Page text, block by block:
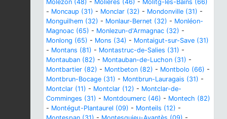
Molezon (48) - Molières (46) - Molitg-les-Bains (66)
- Moncaup (31) - Monclar (32) - Mondonville (31) -
Monguilhem (32) - Monlaur-Bernet (32) - Monléon-
Magnoac (65) - Monlezun-d'Armagnac (32) -
Monlong (65) - Mons (34) - Montaigut-sur-Save (31)
- Montans (81) - Montastruc-de-Salies (31) -
Montauban (82) - Montauban-de-Luchon (31) -
Montbartier (82) - Montbeton (82) - Montbolo (66) -
Montbrun-Bocage (31) - Montbrun-Lauragais (31) -
Montclar (11) - Montclar (12) - Montclar-de-
Comminges (31) - Montdoumerc (46) - Montech (82)
- Montégut-Plantaurel (09) - Monteils (12) -